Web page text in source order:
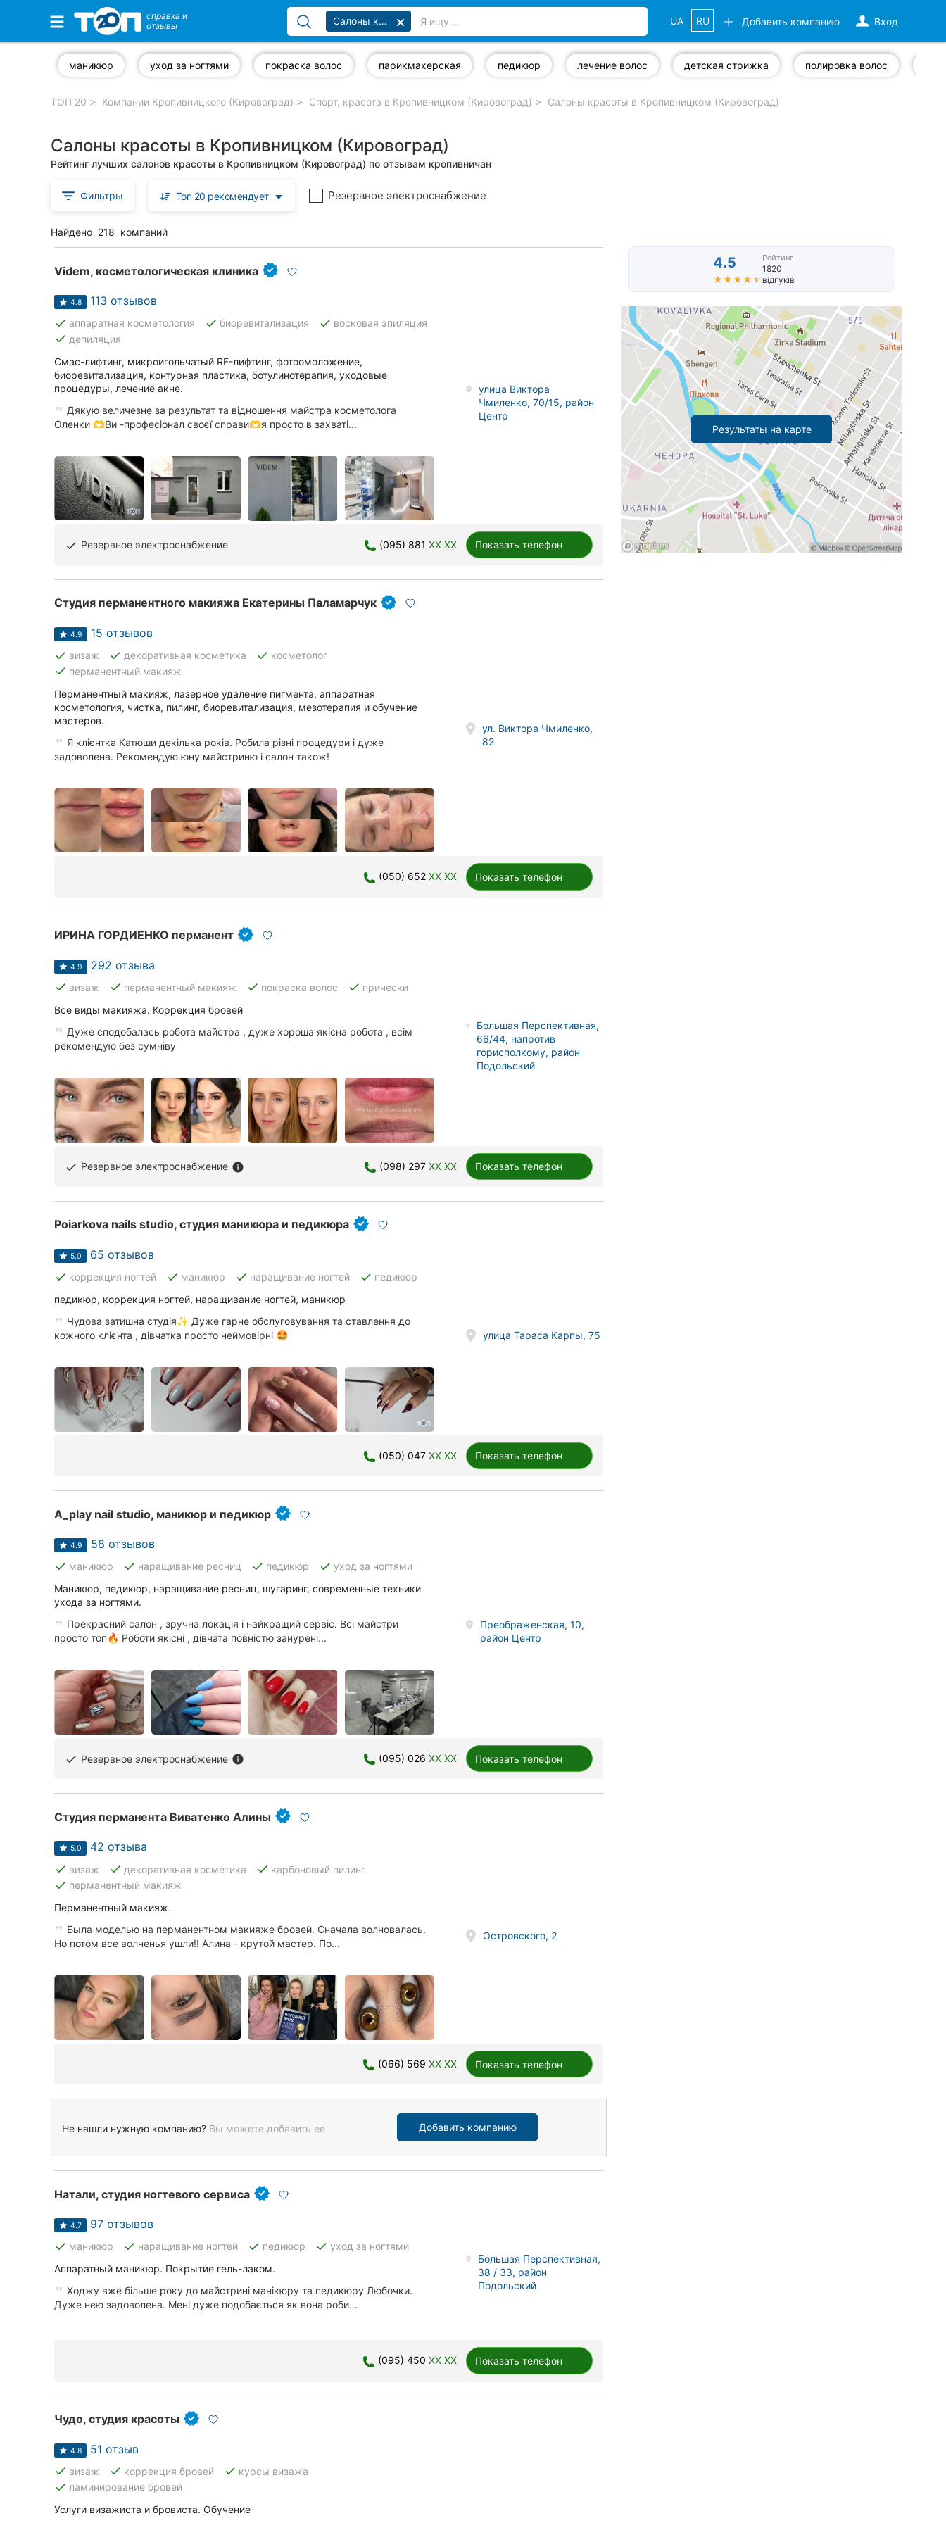
Избранные компании
Стоматологии
Ветеринарные клиники
Автошколы
Рестораны
Все рубрики
Все города:
Кропивницкий
Винница
Тернополь
Хмельницкий
Харьков
Днепр
Львов
Кривой Рог
Полтава
Черновцы
справка и
отзывы
Вход
Добавить компанию
UA RU
Салоны красоты
маникюр уход за ногтями покраска волос парикмахерская педикюр лечение волос детская стрижка полировка волос
ТОП 20 Компании Кропивницкого (Кировоград) Спорт, красота в Кропивницком (Кировоград) Салоны красоты в Кропивницком (Кировоград)
Салоны красоты в Кропивницком (Кировоград)
Рейтинг лучших салонов красоты в Кропивницком (Кировоград) по отзывам кропивничан
Фильтры Топ 20 рекомендует Резервное электроснабжение
Найдено 218 компаний
Videm, косметологическая клиника
4.8 113 отзывов
done аппаратная косметология done биоревитализация done восковая эпиляция
done депиляция
Смас-лифтинг, микроигольчатый RF-лифтинг, фотоомоложение,
биоревитализация, контурная пластика, ботулинотерапия, уходовые
процедуры, лечение акне.
Дякую величезне за результат та відношення майстра косметолога
Оленки 🫶Ви -професіонал своєї справи🫶я просто в захваті...
улица Виктора
Чмиленко, 70/15, район
Центр
done Резервное электроснабжение (095) 881 XX XX Показать телефон
Студия перманентного макияжа Екатерины Паламарчук
4.9 15 отзывов
done визаж done декоративная косметика done косметолог
done перманентный макияж
Перманентный макияж, лазерное удаление пигмента, аппаратная
косметология, чистка, пилинг, биоревитализация, мезотерапия и обучение
мастеров.
Я клієнтка Катюши декілька років. Робила різні процедури і дуже
задоволена. Рекомендую юну майстриню і салон також!
ул. Виктора Чмиленко,
82
(050) 652 XX XX Показать телефон
ИРИНА ГОРДИЕНКО перманент
4.9 292 отзыва
done визаж done перманентный макияж done покраска волос done прически
Все виды макияжа. Коррекция бровей
Дуже сподобалась робота майстра , дуже хороша якісна робота , всім
рекомендую без сумніву
Большая Перспективная,
66/44, напротив
горисполкому, район
Подольский
done Резервное электроснабжение info (098) 297 XX XX Показать телефон
Poiarkova nails studio, студия маникюра и педикюра
5.0 65 отзывов
done коррекция ногтей done маникюр done наращивание ногтей done педикюр
педикюр, коррекция ногтей, наращивание ногтей, маникюр
Чудова затишна студія✨ Дуже гарне обслуговування та ставлення до
кожного клієнта , дівчатка просто неймовірні 🤩
улица Тараса Карпы, 75
(050) 047 XX XX Показать телефон
A_play nail studio, маникюр и педикюр
4.9 58 отзывов
done маникюр done наращивание ресниц done педикюр done уход за ногтями
Маникюр, педикюр, наращивание ресниц, шугаринг, современные техники
ухода за ногтями.
Прекрасний салон , зручна локація і найкращий сервіс. Всі майстри
просто топ🔥 Роботи якісні , дівчата повністю занурені...
Преображенская, 10,
район Центр
done Резервное электроснабжение info (095) 026 XX XX Показать телефон
Студия перманента Виватенко Алины
5.0 42 отзыва
done визаж done декоративная косметика done карбоновый пилинг
done перманентный макияж
Перманентный макияж.
Была моделью на перманентном макияже бровей. Сначала волновалась.
Но потом все волненья ушли!! Алина - крутой мастер. По...
Островского, 2
(066) 569 XX XX Показать телефон
Не нашли нужную компанию? Вы можете добавить ее Добавить компанию
Натали, студия ногтевого сервиса
4.7 97 отзывов
done маникюр done наращивание ногтей done педикюр done уход за ногтями
Аппаратный маникюр. Покрытие гель-лаком.
Ходжу вже більше року до майстрині манікюру та педикюру Любочки.
Дуже нею задоволена. Мені дуже подобається як вона роби...
Большая Перспективная,
38 / 33, район
Подольский
(095) 450 XX XX Показать телефон
Чудо, студия красоты
4.8 51 отзыв
done визаж done коррекция бровей done курсы визажа
done ламинирование бровей
Услуги визажиста и бровиста. Обучение
4.5
★★★★★
★★★★★
Рейтинг
1820
відгуків
Результаты на карте